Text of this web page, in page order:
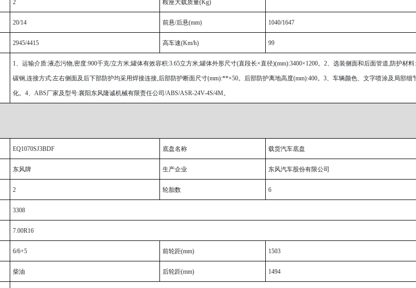
2 鞍座大载质量(Kg)
20/14 前悬/后悬(mm) 1040/1647
2945/4415 高车速(Km/h) 99
1、运输介质:液态污物,密度:900千克/立方米;罐体有效容积:3.65立方米;罐体外形尺寸(直段长×直径)(mm):3400×1200。2、选装侧面和后面管道,防护材
碳钢,连接方式:左右侧面及后下部防护均采用焊接连接,后部防护断面尺寸(mm):**×50。后部防护离地高度(mm):400。3、车辆颜色、文字喷涂及局部细
化。4、ABS厂家及型号:襄阳东风隆诚机械有限责任公司/ABS/ASR-24V-4S/4M。
EQ1070SJ3BDF 底盘名称 载货汽车底盘
东风牌 生产企业 东风汽车股份有限公司
2 轮胎数 6
3308
7.00R16
6/6+5 前轮距(mm) 1503
柴油 后轮距(mm) 1494